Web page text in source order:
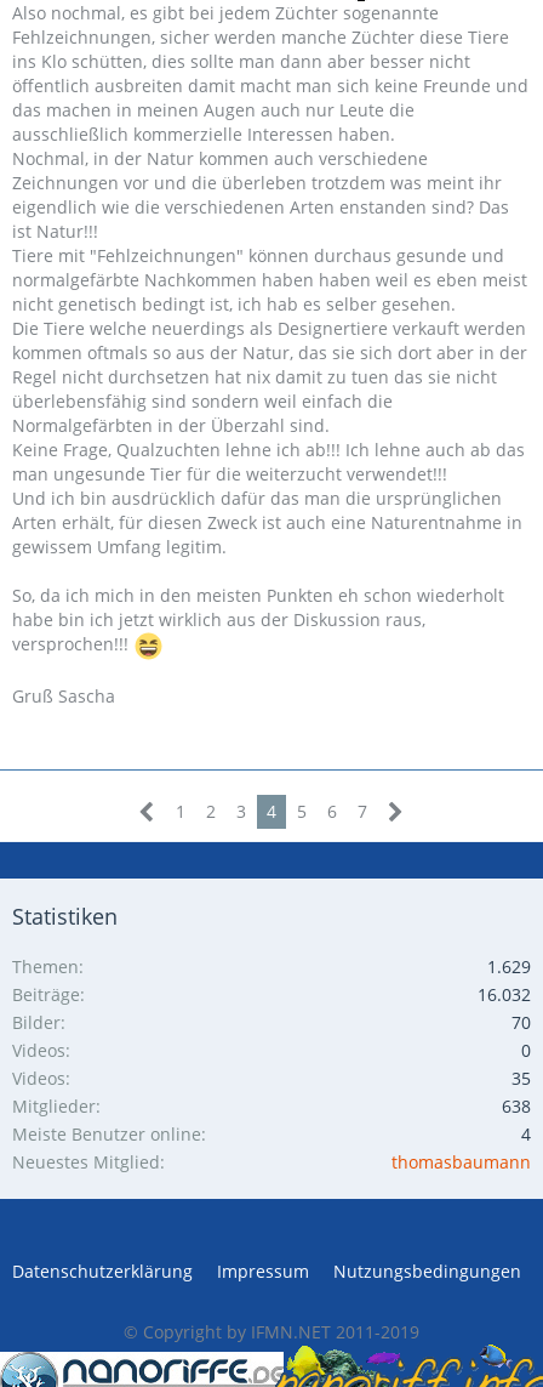
Also nochmal, es gibt bei jedem Züchter sogenannte
Fehlzeichnungen, sicher werden manche Züchter diese Tiere
ins Klo schütten, dies sollte man dann aber besser nicht
öffentlich ausbreiten damit macht man sich keine Freunde und
das machen in meinen Augen auch nur Leute die
ausschließlich kommerzielle Interessen haben.
Nochmal, in der Natur kommen auch verschiedene
Zeichnungen vor und die überleben trotzdem was meint ihr
eigendlich wie die verschiedenen Arten enstanden sind? Das
ist Natur!!!
Tiere mit "Fehlzeichnungen" können durchaus gesunde und
normalgefärbte Nachkommen haben haben weil es eben meist
nicht genetisch bedingt ist, ich hab es selber gesehen.
Die Tiere welche neuerdings als Designertiere verkauft werden
kommen oftmals so aus der Natur, das sie sich dort aber in der
Regel nicht durchsetzen hat nix damit zu tuen das sie nicht
überlebensfähig sind sondern weil einfach die
Normalgefärbten in der Überzahl sind.
Keine Frage, Qualzuchten lehne ich ab!!! Ich lehne auch ab das
man ungesunde Tier für die weiterzucht verwendet!!!
Und ich bin ausdrücklich dafür das man die ursprünglichen
Arten erhält, für diesen Zweck ist auch eine Naturentnahme in
gewissem Umfang legitim.
So, da ich mich in den meisten Punkten eh schon wiederholt
habe bin ich jetzt wirklich aus der Diskussion raus,
versprochen!!!
Gruß Sascha
1 2 3 4 5 6 7
Statistiken
Themen
1.629
Beiträge
16.032
Bilder
70
Videos
0
Videos
35
Mitglieder
638
Meiste Benutzer online
4
Neuestes Mitglied
thomasbaumann
Datenschutzerklärung Impressum Nutzungsbedingungen
© Copyright by IFMN.NET 2011-2019